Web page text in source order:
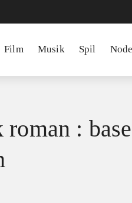
Film Musik Spil
: